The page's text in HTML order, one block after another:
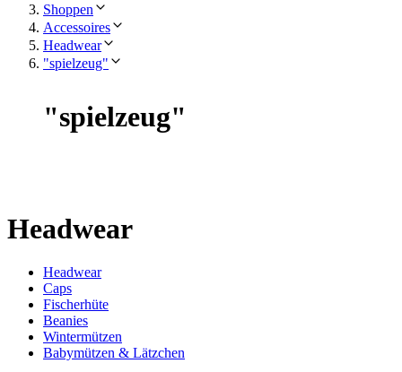
Shoppen
Accessoires
Headwear
"spielzeug"
"spielzeug"
Headwear
Headwear
Caps
Fischerhüte
Beanies
Wintermützen
Babymützen & Lätzchen